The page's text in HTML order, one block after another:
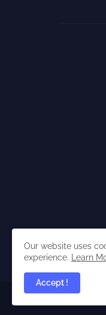
Our website uses
experience.
Learn
Accept !